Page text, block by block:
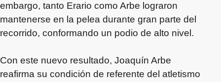
embargo, tanto Erario como Arbe lograron
mantenerse en la pelea durante gran parte del
recorrido, conformando un podio de alto nivel.
Con este nuevo resultado, Joaquín Arbe
reafirma su condición de referente del atletismo